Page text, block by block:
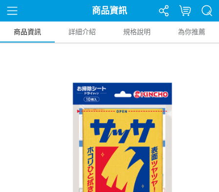
商品資訊
商品資訊 詳細介紹 規格說明 為你推薦